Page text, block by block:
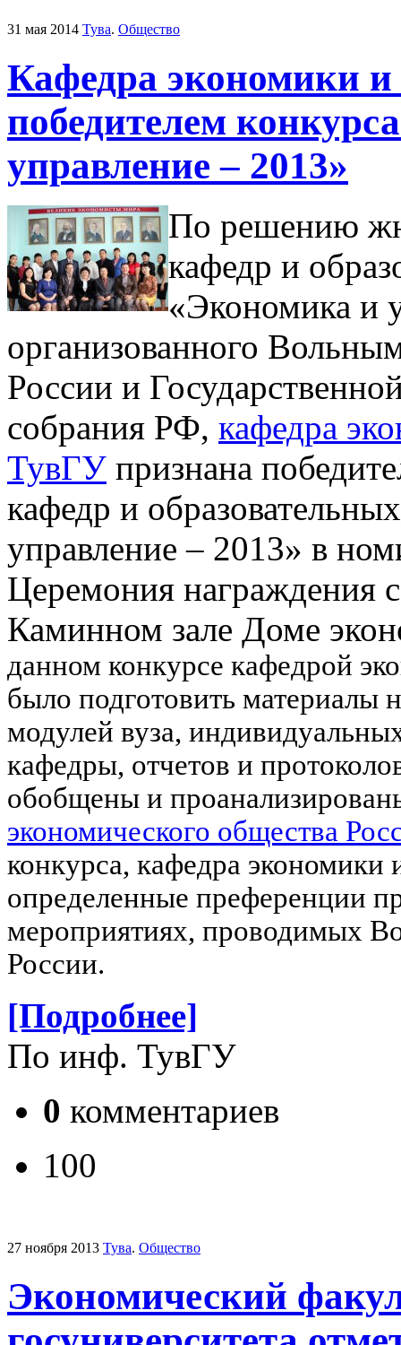
31 мая 2014 Тува. Общество
Кафедра экономики
победителем
управление – 2013»
По решению
кафедр и
«Экономика и
организованного
России и
собрания РФ, кафедра
ТувГУ признана
кафедр и
управление – 2013» в
Церемония награждения
Каминном зале Доме
данном конкурсе кафедрой
было подготовить материалы
модулей вуза,
кафедры, отчетов и
обобщены и
экономического общества
конкурса, кафедра
определенные преференции
мероприятиях, проводимых
России.
[Подробнее]
По инф. ТувГУ
0 комментариев
100
27 ноября 2013 Тува. Общество
Экономический